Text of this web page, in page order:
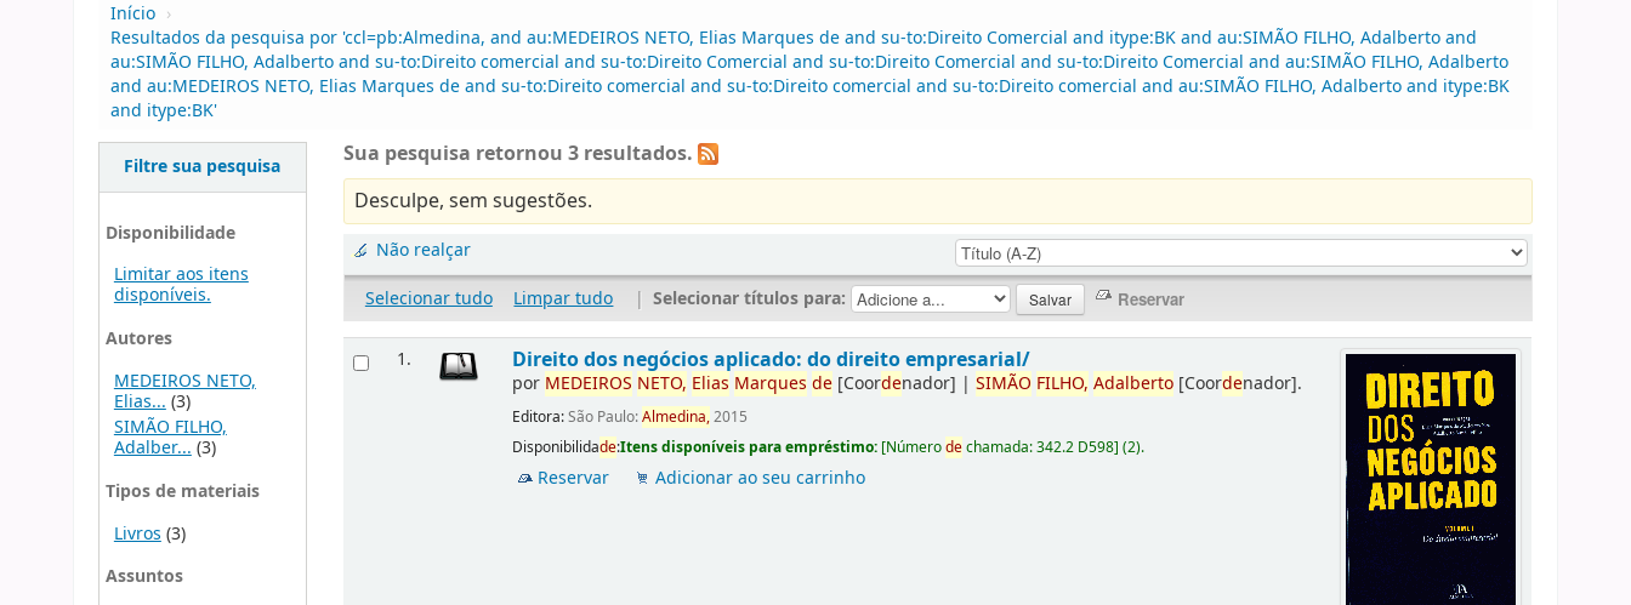
Início ›
Resultados da pesquisa por 'ccl=pb:Almedina, and au:MEDEIROS NETO, Elias Marques de and su-to:Direito Comercial and itype:BK and au:SIMÃO FILHO, Adalberto and
au:SIMÃO FILHO, Adalberto and su-to:Direito comercial and su-to:Direito Comercial and su-to:Direito Comercial and su-to:Direito Comercial and au:SIMÃO FILHO, Adalberto
and au:MEDEIROS NETO, Elias Marques de and su-to:Direito comercial and su-to:Direito comercial and su-to:Direito comercial and au:SIMÃO FILHO, Adalberto and itype:BK
and itype:BK'
Filtre sua pesquisa
Disponibilidade
Limitar aos itens
disponíveis.
Autores
MEDEIROS NETO,
Elias... (3)
SIMÃO FILHO,
Adalber...(3)
Tipos de materiais
Livros (3)
Assuntos
Sua pesquisa retornou 3 resultados.
Desculpe, sem sugestões.
Não realçar
Selecionar tudo
Limpar tudo | Selecionar títulos para:
1. Direito dos negócios aplicado: do direito empresarial/
por MEDEIROS NETO, Elias Marques de [Coordenador] |SIMÃO FILHO, Adalberto [Coordenador].
Editora:São Paulo:Almedina,2015
Disponibilidade:Itens disponíveis para empréstimo: [Númerodechamada:342.2 D598](2).
Reservar Adicionar ao seu carrinho